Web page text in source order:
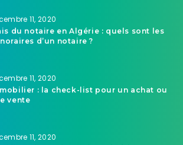
11, 2020
du notaire en Algérie : quels sont les
d’un notaire ?
11, 2020
: la check-list pour un achat ou
vente
11, 2020